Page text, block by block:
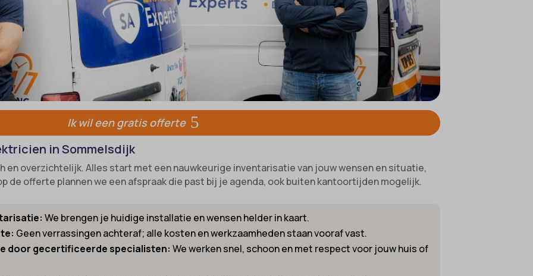
Ik wil een gratis offerte
in Sommelsdijk
en overzichtelijk. Alles start met een nauwkeurige inventarisatie van jouw wensen en situatie,
de offerte plannen we een afspraak die past bij je agenda, ook buiten kantoortijden mogelijk.
We brengen je huidige installatie en wensen helder in kaart.
Geen verrassingen achteraf; alle kosten en werkzaamheden staan vooraf vast.
door gecertificeerde specialisten: We werken snel, schoon en met respect voor jouw huis of
checkbox-*
available-post-*
device-id-*
diensten
omvat alle cookies, domeinen en services die niet in de andere specifieke
vallen of niet duidelijk zijn gecategoriseerd.
Details weergeven